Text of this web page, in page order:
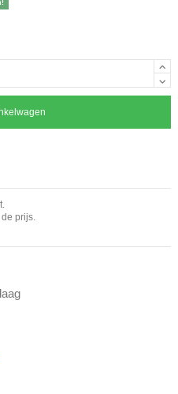
prijs.